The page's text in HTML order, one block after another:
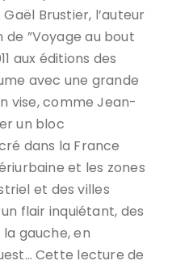
Brustier, l’auteur
”Voyage au bout
aux éditions des
avec une grande
vise, comme Jean-
un bloc
dans la France
et les zones
et des villes
flair inquiétant, des
la gauche, en
Cette lecture de